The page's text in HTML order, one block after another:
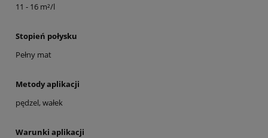
11 - 16 m²/l
Stopień połysku
Pełny mat
Metody aplikacji
pędzel, wałek
Warunki aplikacji